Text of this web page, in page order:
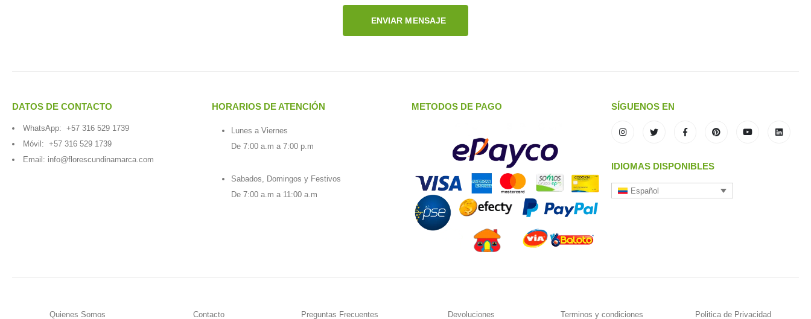
ENVIAR MENSAJE
DATOS DE CONTACTO
WhatsApp: +57 316 529 1739
Móvil: +57 316 529 1739
Email: info@florescundinamarca.com
HORARIOS DE ATENCIÓN
Lunes a Viernes
De 7:00 a.m a 7:00 p.m
Sabados, Domingos y Festivos
De 7:00 a.m a 11:00 a.m
METODOS DE PAGO SÍGUENOS EN
IDIOMAS DISPONIBLES
Español
Quienes Somos Contacto Preguntas Frecuentes Devoluciones Terminos y condiciones Politica de Privacidad